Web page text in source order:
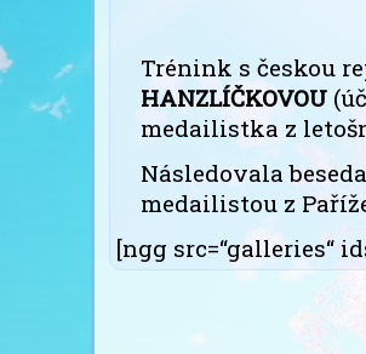
Trénink s českou
HANZLÍČKOVOU
medailistka z
Následovala
medailistou z
[ngg src=“galleries“